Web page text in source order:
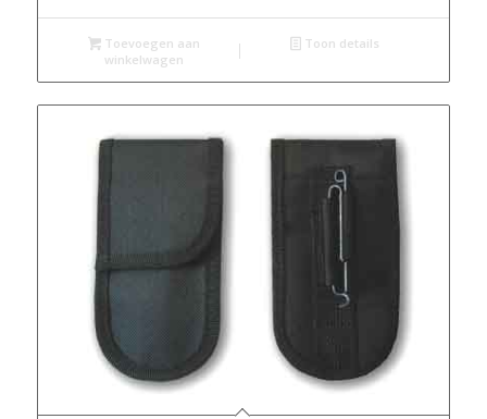
prijs
was:
€ 49,95.
prijs
is:
€ 24,95.
Toevoegen aan
winkelwagen
Toon details